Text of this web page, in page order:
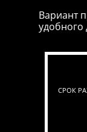
Вариант
удобного
СРОК